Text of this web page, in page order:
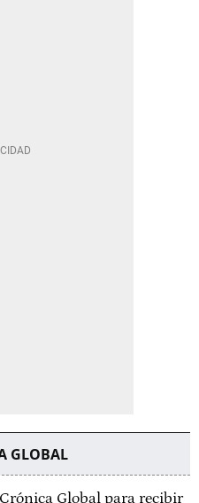
GLOBAL
Global para recibir